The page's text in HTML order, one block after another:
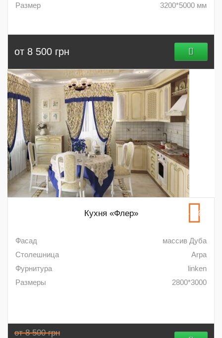
от 8 500 грн
Размер
3200*5000 мм
Кухня «Флер» -5%
от 8 500 грн
Фасад
массив Дуба
Столешница
Arpa
Фурнитура
linken
Размеры
2800*3000